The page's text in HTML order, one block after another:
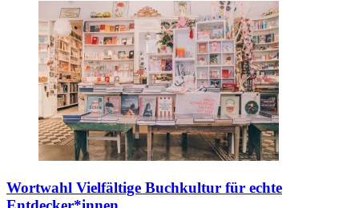
Wortwahl Vielfältige Buchkultur für echte